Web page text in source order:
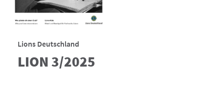
Lions Deutschland
LION 3/2025